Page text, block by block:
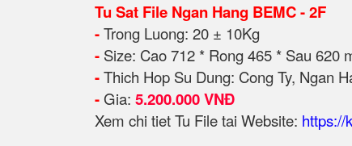
Tu Sat File Ngan Hang BEMC - 2F
-Trong Luong: 20 ± 10Kg
- Size: Cao 712 * Rong 465 * Sau 620
-Thich Hop Su Dung: Cong Ty, Ngan
- Gia: 5.200.000 VNĐ
Xem chi tiet Tu File tai Website: https://